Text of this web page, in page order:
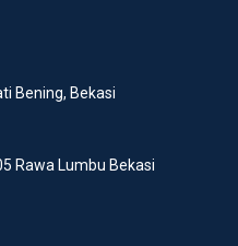
Bening, Bekasi
Rawa Lumbu Bekasi